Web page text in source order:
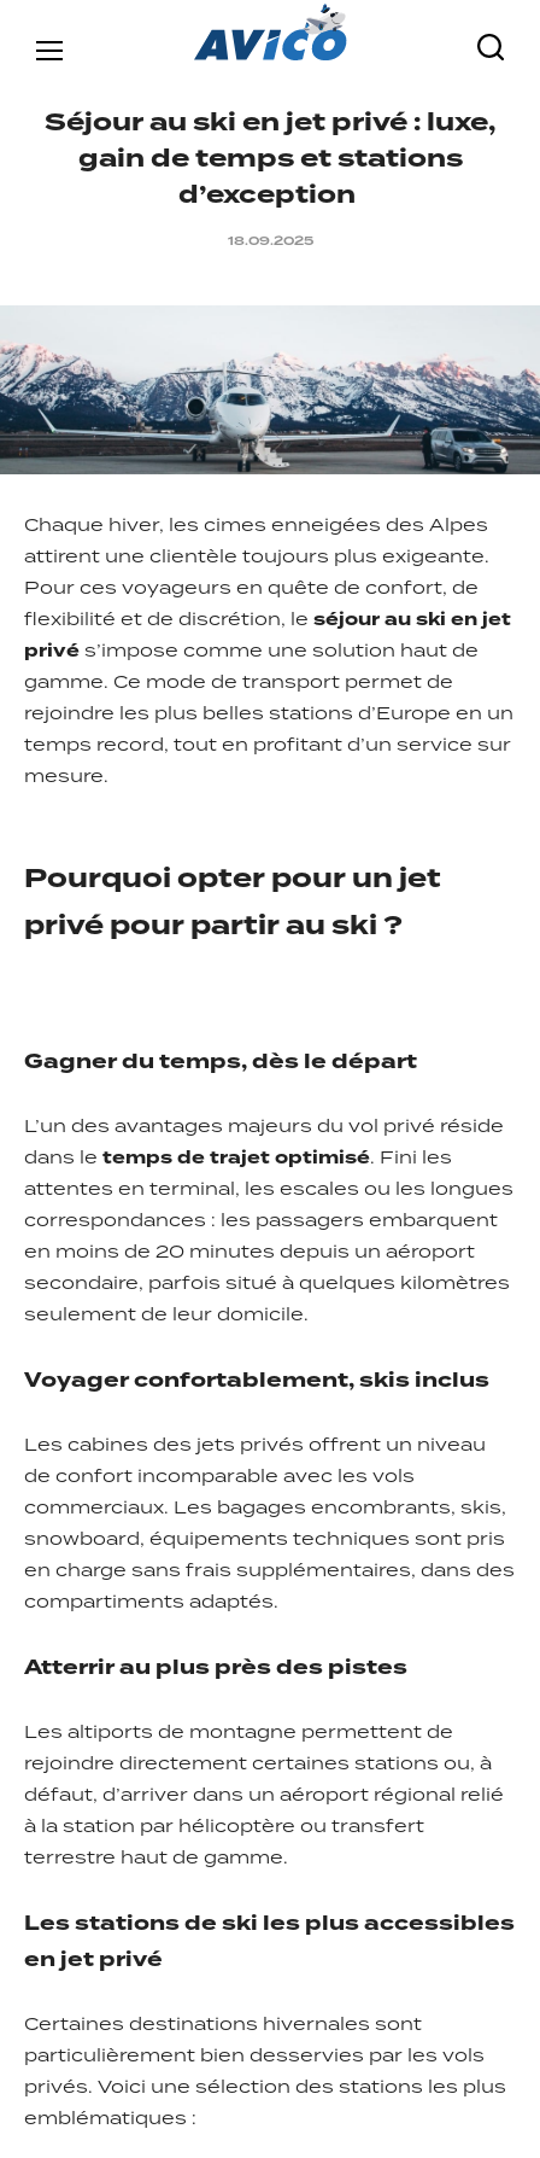
Séjourauskienjetprivé:luxe,
gaindetempsetstations
d’exception
18.09.2025
Chaque hiver, les cimes enneigées des Alpes
attirent une clientèle toujours plus exigeante.
Pour ces voyageurs en quête de confort, de
flexibilité et de discrétion, le séjour au ski en jet
privés’impose comme une solution haut de
gamme. Ce mode de transport permet de
rejoindre les plus belles stations d’Europe en un
temps record, tout en profitant d’un service sur
mesure.
Pourquoi opter pour un jet
privé pour partir au ski ?
Gagner du temps, dès le départ
L’un des avantages majeurs du vol privé réside
dans le temps de trajet optimisé. Fini les
attentes en terminal, les escales ou les longues
correspondances : les passagers embarquent
en moins de 20 minutes depuis un aéroport
secondaire, parfois situé à quelques kilomètres
seulement de leur domicile.
Voyager confortablement, skis inclus
Les cabines des jets privés offrent un niveau
de confort incomparable avec les vols
commerciaux. Les bagages encombrants, skis,
snowboard, équipements techniques sont pris
en charge sans frais supplémentaires, dans des
compartiments adaptés.
Atterrir au plus près des pistes
Les altiports de montagne permettent de
rejoindre directement certaines stations ou, à
défaut, d’arriver dans un aéroport régional relié
à la station par hélicoptère ou transfert
terrestre haut de gamme.
Les stations de ski les plus accessibles
en jet privé
Certaines destinations hivernales sont
particulièrement bien desservies par les vols
privés. Voici une sélection des stations les plus
emblématiques :